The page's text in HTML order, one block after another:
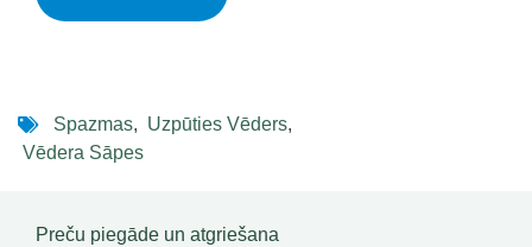
Spazmas, Uzpūties Vēders,
Vēdera Sāpes
Preču piegāde un atgriešana